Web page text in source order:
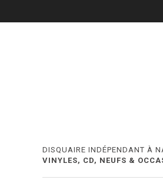
DISQUAIRE INDÉPENDANT À
VINYLES, CD, NEUFS &